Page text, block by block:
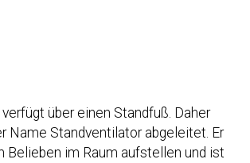
über einen Standfuß. Daher
Name Standventilator abgeleitet. Er
Belieben im Raum aufstellen und ist